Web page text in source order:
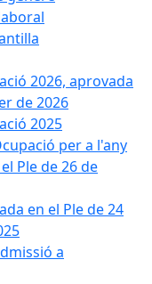
2026, aprovada
de 2026
2025
per a l'any
Ple de 26 de
en el Ple de 24
a